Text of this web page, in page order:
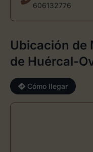
606132776
Ubicación de
de Huércal-
Cómo llegar